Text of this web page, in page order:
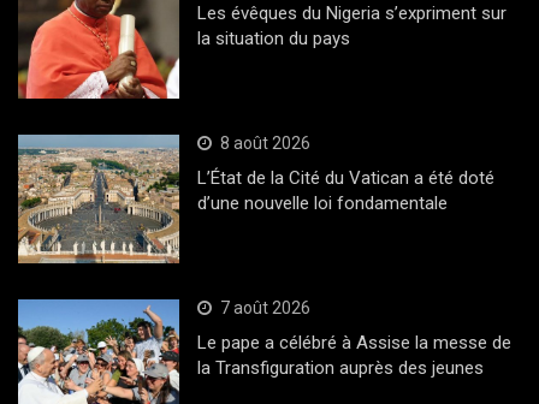
Les évêques du Nigeria s’expriment sur
la situation du pays
8 août 2026
L’État de la Cité du Vatican a été doté
d’une nouvelle loi fondamentale
7 août 2026
Le pape a célébré à Assise la messe de
la Transfiguration auprès des jeunes